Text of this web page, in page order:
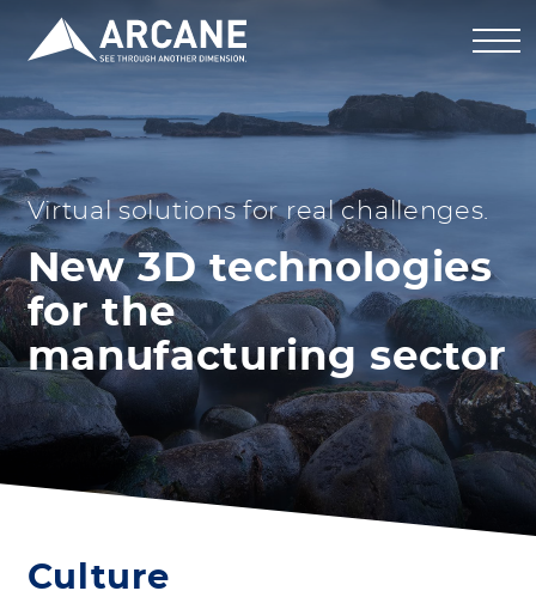
Virtual solutions for real challenges.
New 3D technologies
for the
manufacturing sector
Culture